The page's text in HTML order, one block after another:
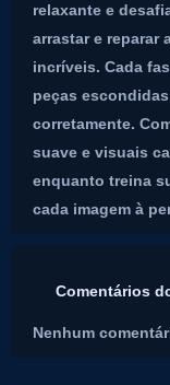
relaxante e
arrastar e reparar
incríveis. Cada
peças
corretamente.
suave e visuais
enquanto treina
cada imagem à
Comentários
Nenhum